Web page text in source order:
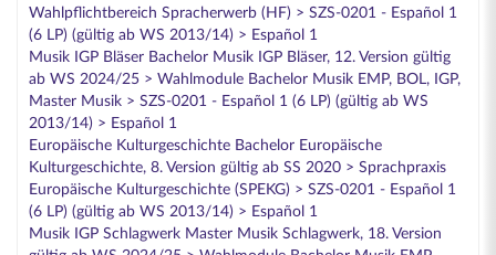
Wahlpflichtbereich Spracherwerb (HF) > SZS-0201 - Español 1
(6 LP) (gültig ab WS 2013/14) > Español 1
Musik IGP Bläser Bachelor Musik IGP Bläser, 12. Version gültig
ab WS 2024/25 > Wahlmodule Bachelor Musik EMP, BOL, IGP,
Master Musik > SZS-0201 - Español 1 (6 LP) (gültig ab WS
2013/14) > Español 1
Europäische Kulturgeschichte Bachelor Europäische
Kulturgeschichte, 8. Version gültig ab SS 2020 > Sprachpraxis
Europäische Kulturgeschichte (SPEKG) > SZS-0201 - Español 1
(6 LP) (gültig ab WS 2013/14) > Español 1
Musik IGP Schlagwerk Master Musik Schlagwerk, 18. Version